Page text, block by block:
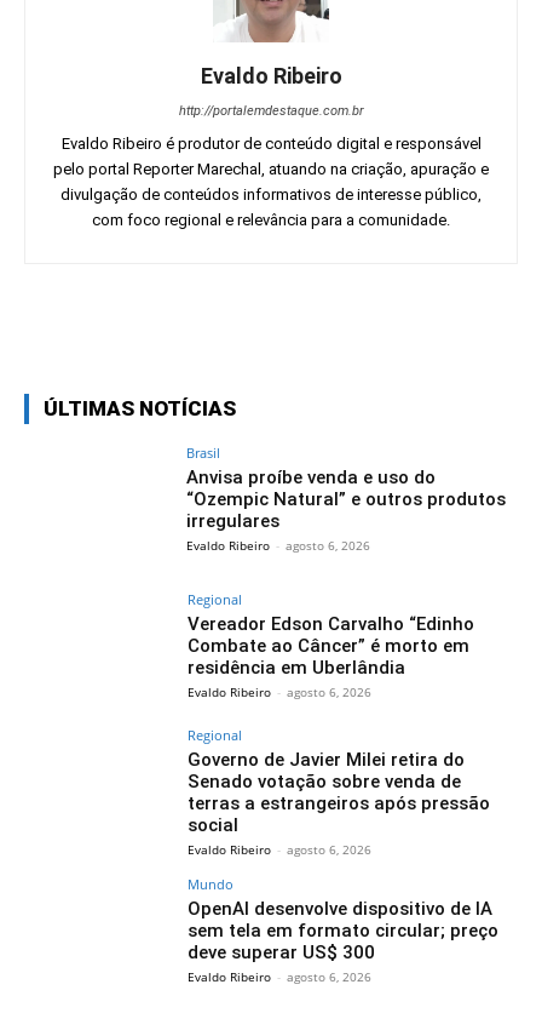
Evaldo Ribeiro
http://portalemdestaque.com.br
Evaldo Ribeiro é produtor de conteúdo digital e responsável
pelo portal Reporter Marechal, atuando na criação, apuração e
divulgação de conteúdos informativos de interesse público,
com foco regional e relevância para a comunidade.
ÚLTIMAS NOTÍCIAS
Brasil
Anvisa proíbe venda e uso do
“Ozempic Natural” e outros produtos
irregulares
Evaldo Ribeiro - agosto 6, 2026
Regional
Vereador Edson Carvalho “Edinho
Combate ao Câncer” é morto em
residência em Uberlândia
Evaldo Ribeiro - agosto 6, 2026
Regional
Governo de Javier Milei retira do
Senado votação sobre venda de
terras a estrangeiros após pressão
social
Evaldo Ribeiro - agosto 6, 2026
Mundo
OpenAI desenvolve dispositivo de IA
sem tela em formato circular; preço
deve superar US$ 300
Evaldo Ribeiro - agosto 6, 2026